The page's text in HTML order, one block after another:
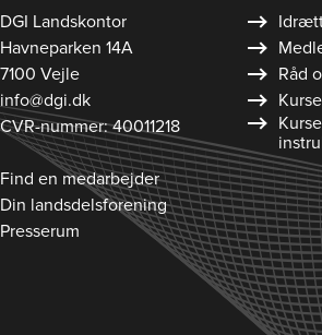
DGI Landskontor
Havneparken 14A
7100 Vejle
info@dgi.dk
CVR-nummer: 40011218
Find en medarbejder
Din landsdelsforening
Presserum
Råd